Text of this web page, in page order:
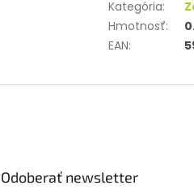
Kategória:
Hmotnosť:
EAN:
Odoberať newsletter